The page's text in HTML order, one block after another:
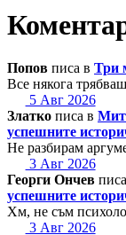
Попов писа в Три
Все някога
5 Авг 2026
Златко писа в
успешните
Не разбирам
3 Авг 2026
Георги Ончев
успешните
Хм, не съм
3 Авг 2026